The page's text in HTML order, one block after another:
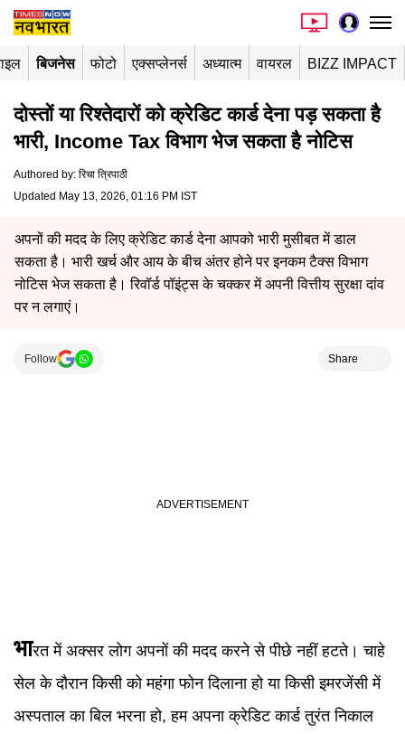
बिजनेस फोटो एक्सप्लेनर्स अध्यात्म वायरल BIZZ IMPACT
दोस्तों या रिश्तेदारों को क्रेडिट कार्ड देना पड़ सकता है
भारी, Income Tax विभाग भेज सकता है नोटिस
Authored by: रिचा त्रिपाठी
Updated May 13, 2026, 01:16 PM IST
अपनों की मदद के लिए क्रेडिट कार्ड देना आपको भारी मुसीबत में डाल
सकता है। भारी खर्च और आय के बीच अंतर होने पर इनकम टैक्स विभाग
नोटिस भेज सकता है। रिवॉर्ड पॉइंट्स के चक्कर में अपनी वित्तीय सुरक्षा दांव
पर न लगाएं।
Follow Share
भारत में अक्सर लोग अपनों की मदद करने से पीछे नहीं हटते। चाहे
सेल के दौरान किसी को महंगा फोन दिलाना हो या किसी इमरजेंसी में
अस्पताल का बिल भरना हो, हम अपना क्रेडिट कार्ड तुरंत निकाल